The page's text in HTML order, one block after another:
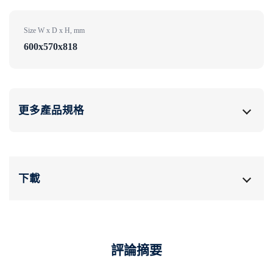
Size W x D x H, mm
600x570x818
更多產品規格
下載
評論摘要